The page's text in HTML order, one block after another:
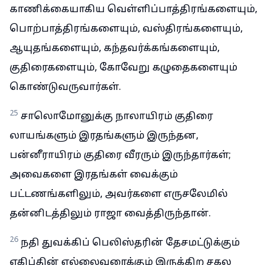
காணிக்கையாகிய வெள்ளிப்பாத்திரங்களையும்,
பொற்பாத்திரங்களையும், வஸ்திரங்களையும்,
ஆயுதங்களையும், கந்தவர்க்கங்களையும்,
குதிரைகளையும், கோவேறு கழுதைகளையும்
கொண்டுவருவார்கள்.
25 சாலொமோனுக்கு நாலாயிரம் குதிரை
லாயங்களும் இரதங்களும் இருந்தன,
பன்னீராயிரம் குதிரை வீரரும் இருந்தார்கள்;
அவைகளை இரதங்கள் வைக்கும்
பட்டணங்களிலும், அவர்களை எருசலேமில்
தன்னிடத்திலும் ராஜா வைத்திருந்தான்.
26 நதி துவக்கிப் பெலிஸ்தரின் தேசமட்டுக்கும்
எகிப்தின் எல்லைவரைக்கும் இருக்கிற சகல